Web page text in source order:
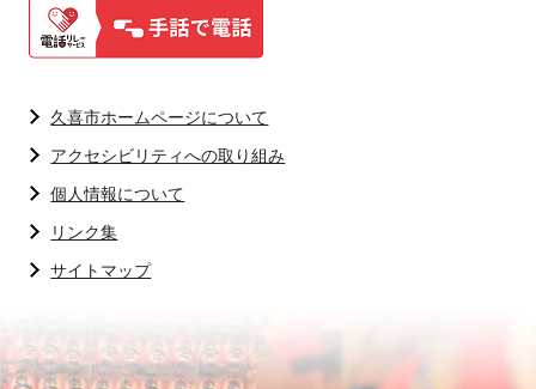
久喜市ホームページについて
アクセシビリティへの取り組み
個人情報について
リンク集
サイトマップ